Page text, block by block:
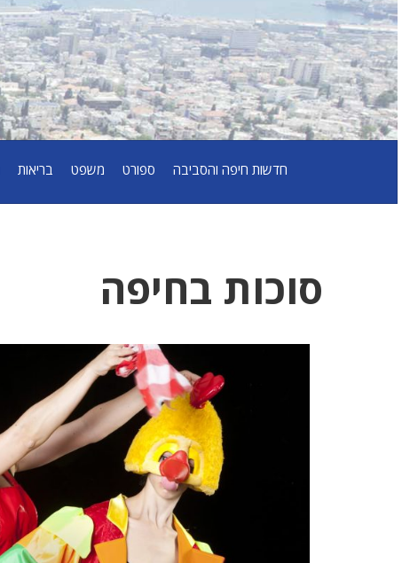
חדשות חיפה והסביבה ספורט משפט בריאות
סוכות בחיפה